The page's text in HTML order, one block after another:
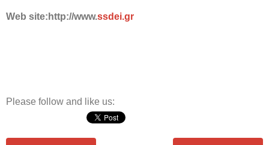
Web site: http://www.ssdei.gr
Please follow and like us: